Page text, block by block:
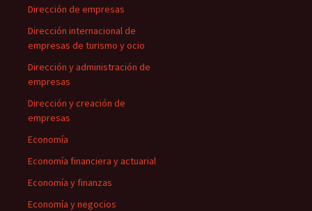
Dirección de empresas
Dirección internacional de
empresas de turismo y ocio
Dirección y administración de
empresas
Dirección y creación de
empresas
Economía
Economía financiera y actuarial
Economía y finanzas
Economía y negocios